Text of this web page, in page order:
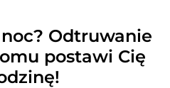
Odtruwanie
postawi Cię